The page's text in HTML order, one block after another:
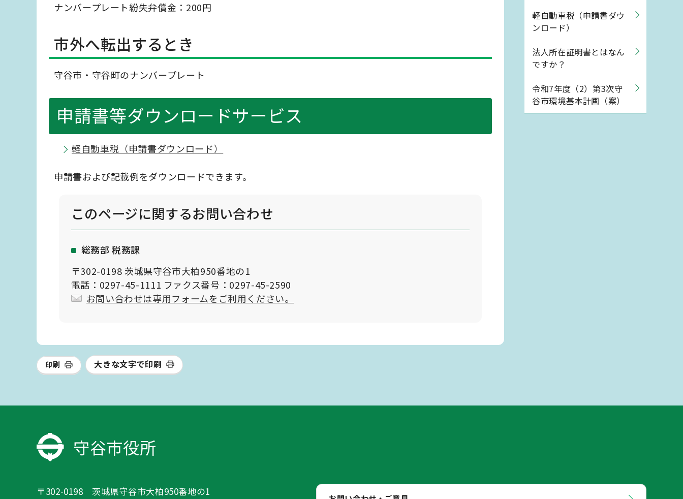
ナンバープレート紛失弁償金：200円
市外へ転出するとき
守谷市・守谷町のナンバープレート
申請書等ダウンロードサービス
軽自動車税（申請書ダウンロード）
申請書および記載例をダウンロードできます。
このページに関するお問い合わせ
総務部 税務課
〒302-0198 茨城県守谷市大柏950番地の1
電話：0297-45-1111 ファクス番号：0297-45-2590
お問い合わせは専用フォームをご利用ください。
軽自動車税（申請書ダウ
ンロード）
法人所在証明書とはなん
ですか？
令和7年度（2）第3次守
谷市環境基本計画（案）
印刷 大きな文字で印刷
守谷市役所
〒302-0198 茨城県守谷市大柏950番地の1